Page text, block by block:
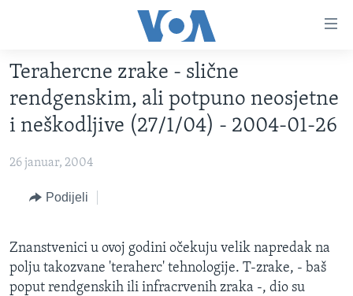
glavni
sadržaj
Pređi
na
glavnu
navigaciju
VIDEO
FOTOGRAFIJE DANA
VIJESTI
SJEDINJENE AMERIČKE DRŽAVE
SVIJET
NAUKA I TEHNOLOGIJA
KORUPCIJA
SLOBODA MEDIJA
Terahercne zrake - slične
rendgenskim, ali potpuno neosjetne
i neškodljive (27/1/04) - 2004-01-26
26 januar, 2004
Podijeli
Znanstvenici u ovoj godini očekuju velik napredak na
polju takozvane 'teraherc' tehnologije. T-zrake, - baš
poput rendgenskih ili infracrvenih zraka -, dio su